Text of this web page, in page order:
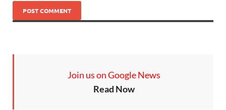
Join us on Google News
Read Now